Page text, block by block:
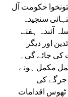
حکومت آل
سنجیدہ
آئندہ ہفتے
اور دیگر
جائے گی۔
مکمل ہونے
جرگے کی
اقدامات